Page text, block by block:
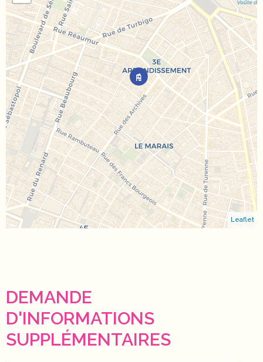
Leaflet
DEMANDE
D'INFORMATIONS
SUPPLÉMENTAIRES